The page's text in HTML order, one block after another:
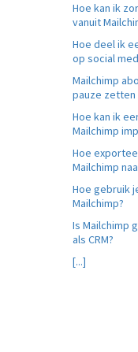
Hoe kan ik
vanuit
Hoe deel ik
op social
Mailchimp
pauze zetten
Hoe kan ik
Mailchimp
Hoe
Mailchimp
Hoe gebruik
Mailchimp?
Is Mailchimp
als CRM?
[...]
op het
van deze
opslaan